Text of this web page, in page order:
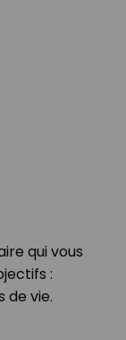
qui vous
:
de vie.